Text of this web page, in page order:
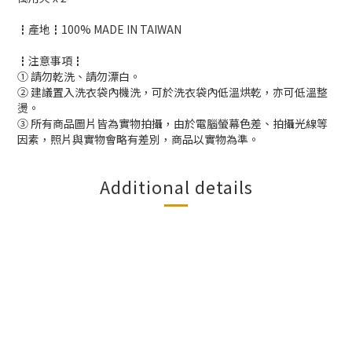
┇產地┇100% MADE IN TAIWAN
┇注意事項┇
① 請勿乾洗、請勿漂白。
② 建議置入洗衣袋內機洗，可於洗衣袋內低溫烘乾，亦可低溫整
燙。
③ 所有商品圖片皆為實物拍攝，由於電腦螢幕色差、拍攝光線等
因素，照片與實物會略有差別，商品以實物為準。
Additional details